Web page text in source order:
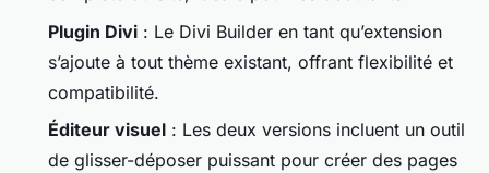
Plugin Divi : Le Divi Builder en tant qu’extension
s’ajoute à tout thème existant, offrant flexibilité et
compatibilité.
Éditeur visuel : Les deux versions incluent un outil
de glisser-déposer puissant pour créer des pages